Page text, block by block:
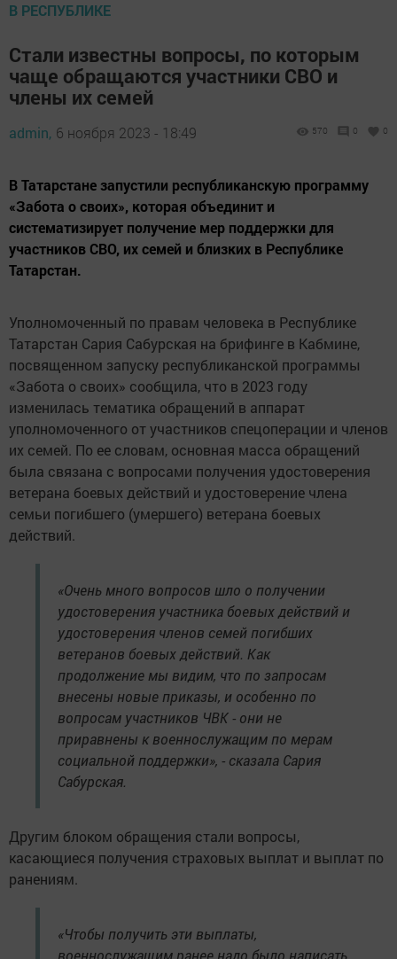
В РЕСПУБЛИКЕ
Стали известны вопросы, по которым
чаще обращаются участники СВО и
члены их семей
admin, 6 ноября 2023 - 18:49 570 0 0
В Татарстане запустили республиканскую программу
«Забота о своих», которая объединит и
систематизирует получение мер поддержки для
участников СВО, их семей и близких в Республике
Татарстан.
Уполномоченный по правам человека в Республике
Татарстан Сария Сабурская на брифинге в Кабмине,
посвященном запуску республиканской программы
«Забота о своих» сообщила, что в 2023 году
изменилась тематика обращений в аппарат
уполномоченного от участников спецоперации и членов
их семей. По ее словам, основная масса обращений
была связана с вопросами получения удостоверения
ветерана боевых действий и удостоверение члена
семьи погибшего (умершего) ветерана боевых
действий.
«Очень много вопросов шло о получении
удостоверения участника боевых действий и
удостоверения членов семей погибших
ветеранов боевых действий. Как
продолжение мы видим, что по запросам
внесены новые приказы, и особенно по
вопросам участников ЧВК - они не
приравнены к военнослужащим по мерам
социальной поддержки», - сказала Сария
Сабурская.
Другим блоком обращения стали вопросы,
касающиеся получения страховых выплат и выплат по
ранениям.
«Чтобы получить эти выплаты,